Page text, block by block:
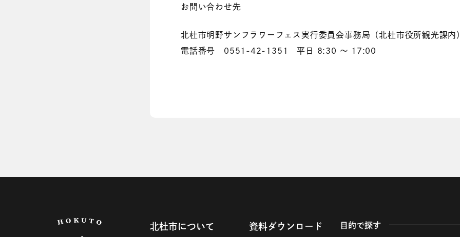
お問い合わせ先
北杜市明野サンフラワーフェス実行委員会事務局（北杜市役所観光課内
電話番号 0551-42-1351 平日 8:30 ～ 17:00
北杜市について
資料ダウンロード
目的で探す